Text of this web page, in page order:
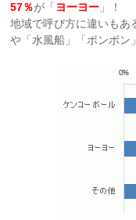
57％が「 ヨーヨー 」！
地域で呼び方に違いもあ
や「水風船」「ボンボン